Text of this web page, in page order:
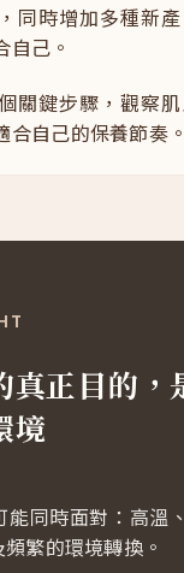
同時增加多種新
自己。
關鍵步驟，觀察
合自己的保養節奏。
真正目的，
境
同時面對：高溫
繁的環境轉換。